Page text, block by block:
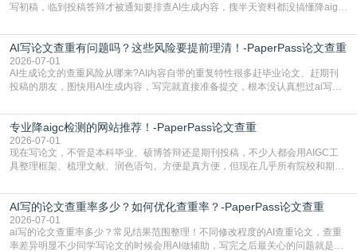
写初稿，临到投稿答辩才被通知要排查AI生成内容，搜半天资料都没搞懂降aigc
怕是已经入行的科研人员，不少人也搞不清降aigc检测是啥，对相关要求摸不
准。其实，降aigc检测是伴随AIGC工具在学术领域普及诞生的新需求，核心是为
了满足现在高校、期刊对AI生
AI写论文查重有问题吗？这些风险要提前理清！-PaperPass论文查重
2026-07-01
AI生成论文的查重风险从哪来?AI内容自带的重复特性很多赶毕业论文、赶期刊
投稿的朋友，图快用AI生成内容，写完就直接准备提交，根本没认真想过ai写论
自带不可忽视的查重风险。AI训练依赖海量公开的文本数据，生成内容本质是基
于训练数据的概率拼接，不是从零开始的原创创作。生成过程中，很容易复用已
有的高频公共表述，甚至直接拼接已经公开
专业降aigc检测的网站推荐！-PaperPass论文查重
2026-07-01
现在写论文，不管是本科毕业、硕博答辩还是期刊投稿，不少人都会用AIGC工
具整理框架、梳理文献、润色语句。方便是真方便，但现在几乎所有院校和期刊
五遍还是过不了预检测的大有人在，这时候，找到靠谱的降AIGC检测率的网
站，就能少走好多弯路。PaperPass：守护学术原创性的智能伙伴AIGC生成内
容的学术合规痛点去年帮一个本科师弟改
AI写的论文查重率多少？如何优化查重率？-PaperPass论文查重
2026-07-01
ai写的论文查重率多少？常见结果范围整理！不同修改程度的AI查重论文，查重
率差异明显不少同学写论文的时候会用AI做辅助，写完之后最关心的问题就是ai